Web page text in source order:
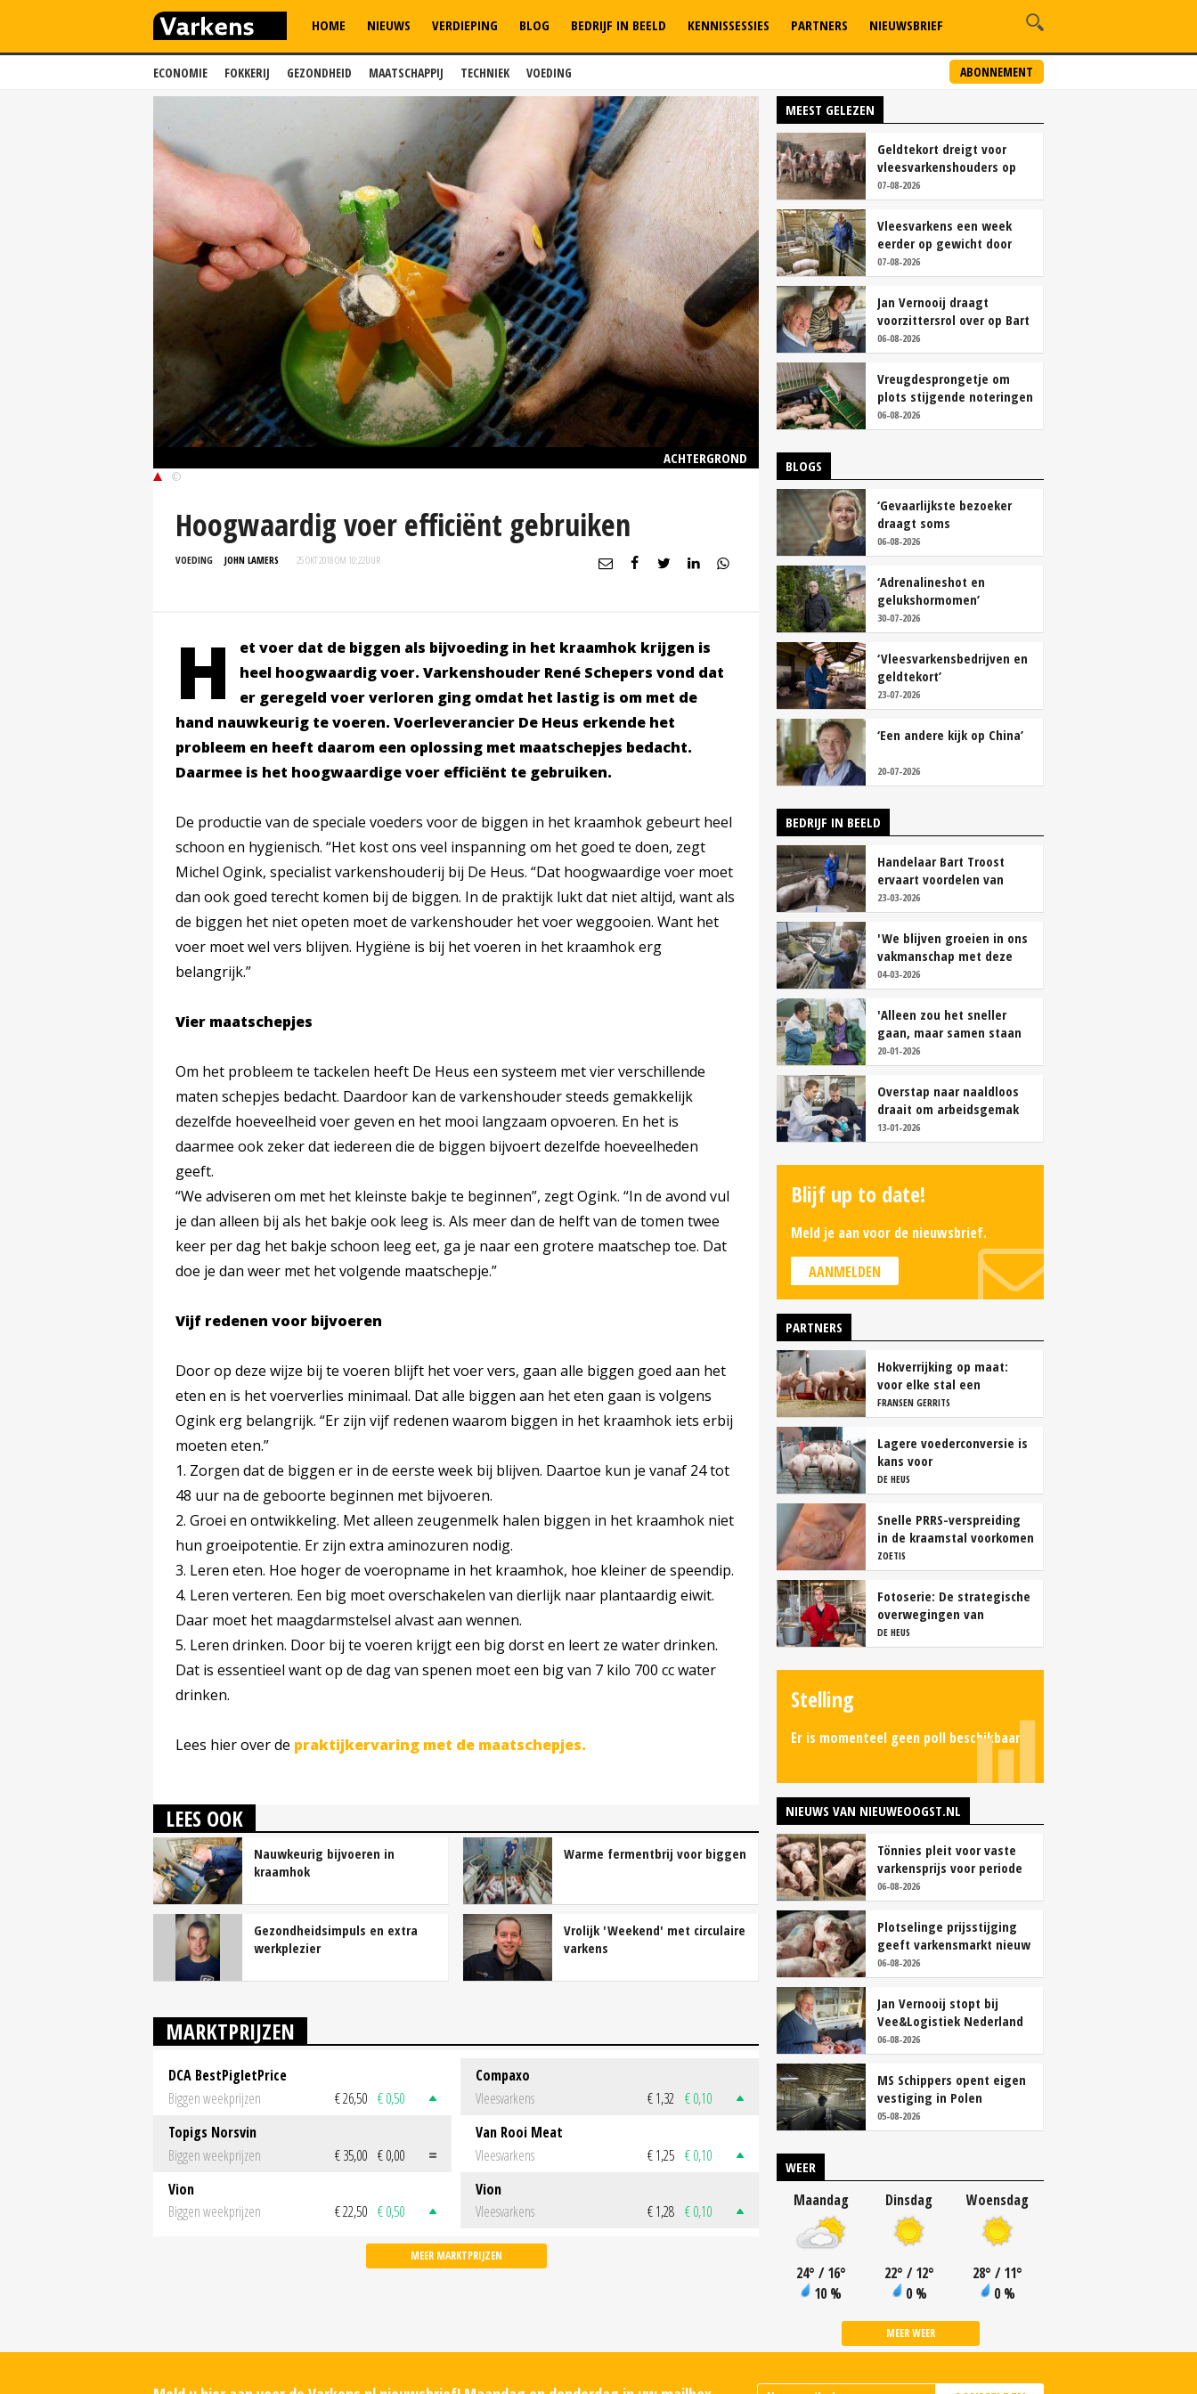
ECONOMIE FOKKERIJ GEZONDHEID MAATSCHAPPIJ TECHNIEK VOEDING ABONNEMENT
HOME NIEUWS VERDIEPING BLOG BEDRIJF IN BEELD KENNISSESSIES PARTNERS NIEUWSBRIEF
ACHTERGROND
©
Hoogwaardig voer efficiënt gebruiken
VOEDING JOHN LAMERS 25 OKT 2018 OM 10:22UUR
H
et voer dat de biggen als bijvoeding in het kraamhok krijgen is
heel hoogwaardig voer. Varkenshouder René Schepers vond dat
er geregeld voer verloren ging omdat het lastig is om met de
hand nauwkeurig te voeren. Voerleverancier De Heus erkende het
probleem en heeft daarom een oplossing met maatschepjes bedacht.
Daarmee is het hoogwaardige voer efficiënt te gebruiken.
De productie van de speciale voeders voor de biggen in het kraamhok gebeurt heel
schoon en hygienisch. “Het kost ons veel inspanning om het goed te doen, zegt
Michel Ogink, specialist varkenshouderij bij De Heus. “Dat hoogwaardige voer moet
dan ook goed terecht komen bij de biggen. In de praktijk lukt dat niet altijd, want als
de biggen het niet opeten moet de varkenshouder het voer weggooien. Want het
voer moet wel vers blijven. Hygiëne is bij het voeren in het kraamhok erg
belangrijk.”
Vier maatschepjes
Om het probleem te tackelen heeft De Heus een systeem met vier verschillende
maten schepjes bedacht. Daardoor kan de varkenshouder steeds gemakkelijk
dezelfde hoeveelheid voer geven en het mooi langzaam opvoeren. En het is
daarmee ook zeker dat iedereen die de biggen bijvoert dezelfde hoeveelheden
geeft.
“We adviseren om met het kleinste bakje te beginnen”, zegt Ogink. “In de avond vul
je dan alleen bij als het bakje ook leeg is. Als meer dan de helft van de tomen twee
keer per dag het bakje schoon leeg eet, ga je naar een grotere maatschep toe. Dat
doe je dan weer met het volgende maatschepje.”
Vijf redenen voor bijvoeren
Door op deze wijze bij te voeren blijft het voer vers, gaan alle biggen goed aan het
eten en is het voerverlies minimaal. Dat alle biggen aan het eten gaan is volgens
Ogink erg belangrijk. “Er zijn vijf redenen waarom biggen in het kraamhok iets erbij
moeten eten.”
1. Zorgen dat de biggen er in de eerste week bij blijven. Daartoe kun je vanaf 24 tot
48 uur na de geboorte beginnen met bijvoeren.
2. Groei en ontwikkeling. Met alleen zeugenmelk halen biggen in het kraamhok niet
hun groeipotentie. Er zijn extra aminozuren nodig.
3. Leren eten. Hoe hoger de voeropname in het kraamhok, hoe kleiner de speendip.
4. Leren verteren. Een big moet overschakelen van dierlijk naar plantaardig eiwit.
Daar moet het maagdarmstelsel alvast aan wennen.
5. Leren drinken. Door bij te voeren krijgt een big dorst en leert ze water drinken.
Dat is essentieel want op de dag van spenen moet een big van 7 kilo 700 cc water
drinken.
Lees hier over de praktijkervaring met de maatschepjes.
LEES OOK
Nauwkeurig bijvoeren in
kraamhok
Warme fermentbrij voor biggen
Gezondheidsimpuls en extra
werkplezier
Vrolijk 'Weekend' met circulaire
varkens
MARKTPRIJZEN
DCA BestPigletPrice
Biggen weekprijzen
€ 26,50 € 0,50
Topigs Norsvin
Biggen weekprijzen
€ 35,00 € 0,00
Vion
Biggen weekprijzen
€ 22,50 € 0,50
Compaxo
Vleesvarkens
€ 1,32 € 0,10
Van Rooi Meat
Vleesvarkens
€ 1,25 € 0,10
Vion
Vleesvarkens
€ 1,28 € 0,10
MEER MARKTPRIJZEN
MEEST GELEZEN
Geldtekort dreigt voor
vleesvarkenshouders op
vrije markt
07-08-2026
Vleesvarkens een week
eerder op gewicht door
continu aanbod van
brijvoer
07-08-2026
Jan Vernooij draagt
voorzittersrol over op Bart
Camps
06-08-2026
Vreugdesprongetje om
plots stijgende noteringen
06-08-2026
BLOGS
‘Gevaarlijkste bezoeker
draagt soms
overschoenen’
06-08-2026
‘Adrenalineshot en
gelukshormomen’
30-07-2026
‘Vleesvarkensbedrijven en
geldtekort’
23-07-2026
‘Een andere kijk op China’
20-07-2026
BEDRIJF IN BEELD
Handelaar Bart Troost
ervaart voordelen van
coöperatieve voerfusie
23-03-2026
'We blijven groeien in ons
vakmanschap met deze
teamaanpak'
04-03-2026
'Alleen zou het sneller
gaan, maar samen staan
we stukken sterker'
20-01-2026
Overstap naar naaldloos
draait om arbeidsgemak
en diervriendelijkheid
13-01-2026
Blijf up to date!
Meld je aan voor de nieuwsbrief.
AANMELDEN
PARTNERS
Hokverrijking op maat:
voor elke stal een
oplossing
FRANSEN GERRITS
Lagere voederconversie is
kans voor
vleesvarkenshouders
DE HEUS
Snelle PRRS-verspreiding
in de kraamstal voorkomen
ZOETIS
Fotoserie: De strategische
overwegingen van
varkensbedrijf Gerrits
DE HEUS
Stelling
Er is momenteel geen poll beschikbaar.
NIEUWS VAN NIEUWEOOGST.NL
Tönnies pleit voor vaste
varkensprijs voor periode
van zes maanden
06-08-2026
Plotselinge prijsstijging
geeft varkensmarkt nieuw
perspectief
06-08-2026
Jan Vernooij stopt bij
Vee&Logistiek Nederland
06-08-2026
MS Schippers opent eigen
vestiging in Polen
05-08-2026
WEER
Maandag
24° / 16°
10 %
Dinsdag
22° / 12°
0 %
Woensdag
28° / 11°
0 %
MEER WEER